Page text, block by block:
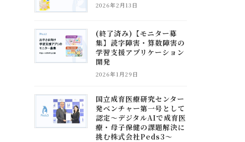
2026年2月13日
(終了済み)【モニター募
集】読字障害・算数障害の
学習支援アプリケーション
開発
2026年1月29日
国立成育医療研究センター
発ベンチャー第一号として
認定～デジタルAIで成育医
療・母子保健の課題解決に
挑む株式会社Peds3～